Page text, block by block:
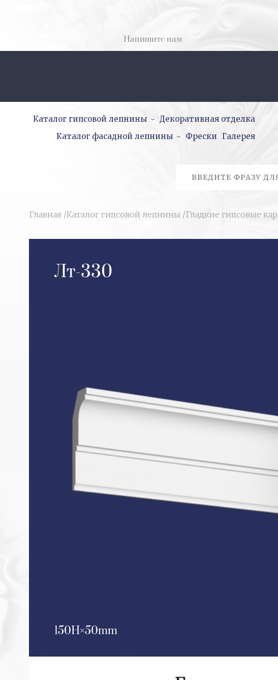
Напишите нам
Каталог гипсовой лепнины
Декоративная отделка
Каталог фасадной лепнины
Фрески Галерея
Главная /Каталог гипсовой лепнины /Гладкие гипсовые
Лт-330
150H 50mm